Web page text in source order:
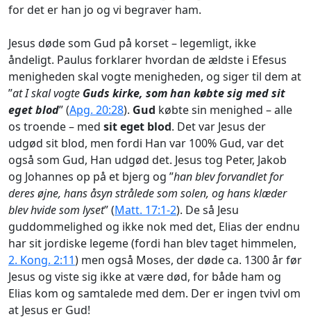
for det er han jo og vi begraver ham.
Jesus døde som Gud på korset – legemligt, ikke
åndeligt. Paulus forklarer hvordan de ældste i Efesus
menigheden skal vogte menigheden, og siger til dem at
”at I skal vogte Guds kirke, som han købte sig med sit
eget blod” (Apg. 20:28). Gud købte sin menighed – alle
os troende – med sit eget blod. Det var Jesus der
udgød sit blod, men fordi Han var 100% Gud, var det
også som Gud, Han udgød det. Jesus tog Peter, Jakob
og Johannes op på et bjerg og ”han blev forvandlet for
deres øjne, hans åsyn strålede som solen, og hans klæder
blev hvide som lyset” (Matt. 17:1-2). De så Jesu
guddommelighed og ikke nok med det, Elias der endnu
har sit jordiske legeme (fordi han blev taget himmelen,
2. Kong. 2:11) men også Moses, der døde ca. 1300 år før
Jesus og viste sig ikke at være død, for både ham og
Elias kom og samtalede med dem. Der er ingen tvivl om
at Jesus er Gud!